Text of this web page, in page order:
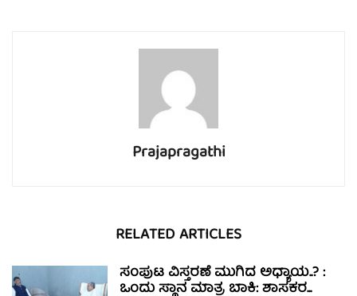
Prajapragathi
RELATED ARTICLES
ಸಂಪುಟ ವಿಸ್ತರಣೆ ಮುಗಿದ ಅಧ್ಯಾಯ..? :
ಒಂದು ಸ್ಥಾನ ಮಾತ್ರ ಬಾಕಿ: ಶಾಸಕರ...